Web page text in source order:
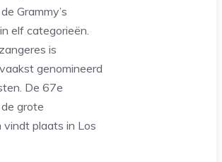
Grammy’s
elf categorieën.
is
genomineerd
De 67e
grote
vindt plaats in Los